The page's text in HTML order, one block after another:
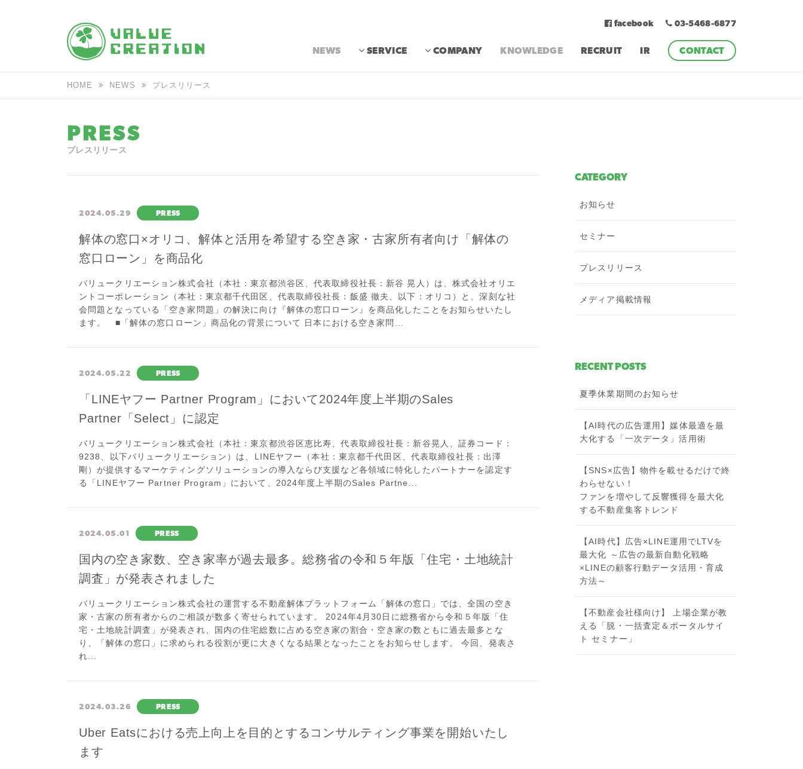
NEWS SERVICE COMPANY KNOWLEDGE RECRUIT IR CONTACT
facebook 03-5468-6877
HOME NEWS プレスリリース
PRESS
プレスリリース
2024.05.29 PRESS
解体の窓口×オリコ、解体と活用を希望する空き家・古家所有者向け「解体の
窓口ローン」を商品化
バリュークリエーション株式会社（本社：東京都渋谷区、代表取締役社長：新谷 晃人）は、株式会社オリエ
ントコーポレーション（本社：東京都千代田区、代表取締役社長：飯盛 徹夫、以下：オリコ）と、深刻な社
会問題となっている「空き家問題」の解決に向け『解体の窓口ローン』を商品化したことをお知らせいたし
ます。 ■「解体の窓口ローン」商品化の背景について 日本における空き家問...
2024.05.22 PRESS
「LINEヤフー Partner Program」において2024年度上半期のSales
Partner「Select」に認定
バリュークリエーション株式会社（本社：東京都渋谷区恵比寿、代表取締役社長：新谷晃人、証券コード：
9238、以下バリュークリエーション）は、LINEヤフー（本社：東京都千代田区、代表取締役社長：出澤
剛）が提供するマーケティングソリューションの導入ならび支援など各領域に特化したパートナーを認定す
る「LINEヤフー Partner Program」において、2024年度上半期のSales Partne...
2024.05.01 PRESS
国内の空き家数、空き家率が過去最多。総務省の令和５年版「住宅・土地統計
調査」が発表されました
バリュークリエーション株式会社の運営する不動産解体プラットフォーム「解体の窓口」では、全国の空き
家・古家の所有者からのご相談が数多く寄せられています。 2024年4月30日に総務省から令和５年版「住
宅・土地統計調査」が発表され、国内の住宅総数に占める空き家の割合・空き家の数ともに過去最多とな
り、「解体の窓口」に求められる役割が更に大きくなる結果となったことをお知らせします。 今回、発表さ
れ...
2024.03.26 PRESS
Uber Eatsにおける売上向上を目的とするコンサルティング事業を開始いたし
ます
CATEGORY
お知らせ
セミナー
プレスリリース
メディア掲載情報
RECENT POSTS
夏季休業期間のお知らせ
【AI時代の広告運用】媒体最適を最
大化する「一次データ」活用術
【SNS×広告】物件を載せるだけで終
わらせない！
ファンを増やして反響獲得を最大化
する不動産集客トレンド
【AI時代】広告×LINE運用でLTVを
最大化 ～広告の最新自動化戦略
×LINEの顧客行動データ活用・育成
方法～
【不動産会社様向け】 上場企業が教
える「脱・一括査定＆ポータルサイ
ト セミナー」